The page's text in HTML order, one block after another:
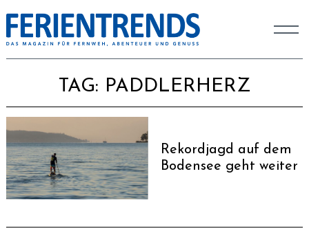
TAG: PADDLERHERZ
Rekordjagd auf dem
Bodensee geht weiter